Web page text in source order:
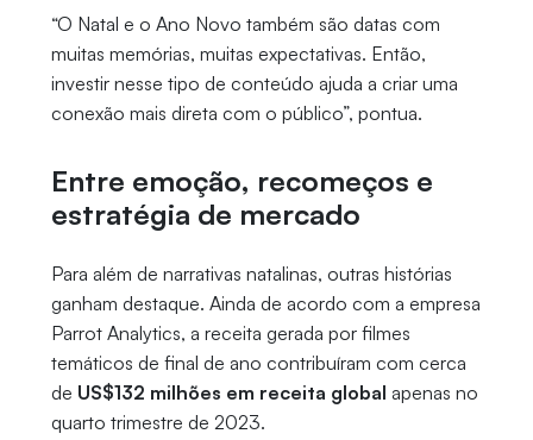
“O Natal e o Ano Novo também são datas com
muitas memórias, muitas expectativas. Então,
investir nesse tipo de conteúdo ajuda a criar uma
conexão mais direta com o público”, pontua.
Entre emoção, recomeços e
estratégia de mercado
Para além de narrativas natalinas, outras histórias
ganham destaque. Ainda de acordo com a empresa
Parrot Analytics, a receita gerada por filmes
temáticos de final de ano contribuíram com cerca
de US$132 milhões em receita global apenas no
quarto trimestre de 2023.